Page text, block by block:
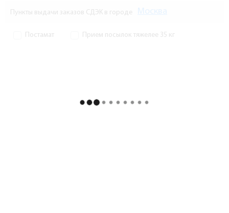
Пункты выдачи заказов СДЭК в городе
Постамат Прием посылок тяжелее 35 кг